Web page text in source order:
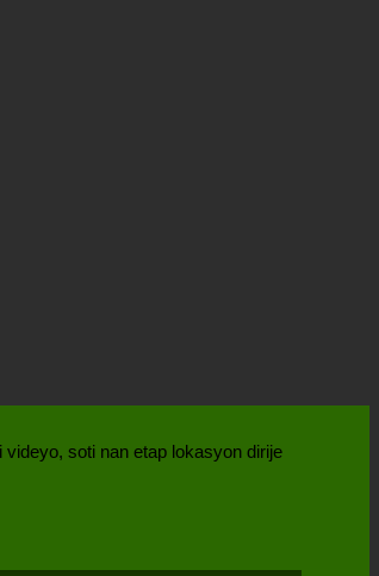
soti nan etap lokasyon dirije